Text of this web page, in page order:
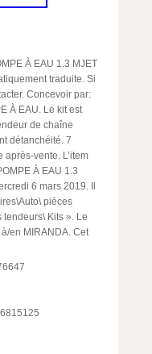
À EAU 1.3 MJET
traduite. Si
Concevoir par:
À EAU. Le kit est
de chaîne
détanchéité. 7
vente. L’item
À EAU 1.3
6 mars 2019. Il
pièces
Kits ». Le
en MIRANDA. Cet